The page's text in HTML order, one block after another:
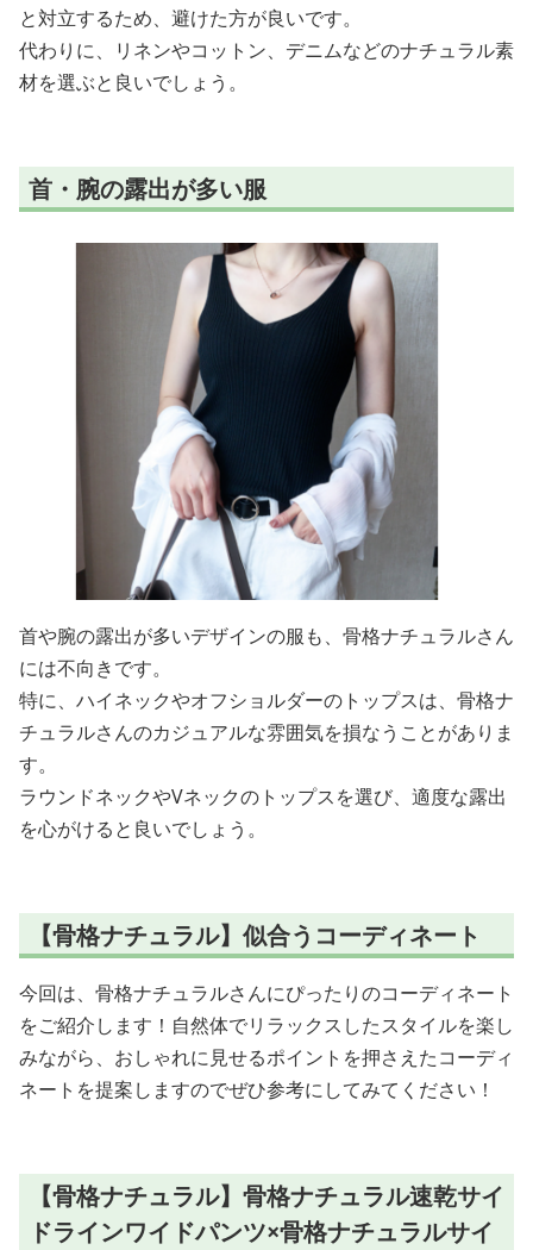
と対立するため、避けた方が良いです。
代わりに、リネンやコットン、デニムなどのナチュラル素
材を選ぶと良いでしょう。
首・腕の露出が多い服
首や腕の露出が多いデザインの服も、骨格ナチュラルさん
には不向きです。
特に、ハイネックやオフショルダーのトップスは、骨格ナ
チュラルさんのカジュアルな雰囲気を損なうことがありま
す。
ラウンドネックやVネックのトップスを選び、適度な露出
を心がけると良いでしょう。
【骨格ナチュラル】似合うコーディネート
今回は、骨格ナチュラルさんにぴったりのコーディネート
をご紹介します！自然体でリラックスしたスタイルを楽し
みながら、おしゃれに見せるポイントを押さえたコーディ
ネートを提案しますのでぜひ参考にしてみてください！
【骨格ナチュラル】骨格ナチュラル速乾サイ
ドラインワイドパンツ×骨格ナチュラルサイ